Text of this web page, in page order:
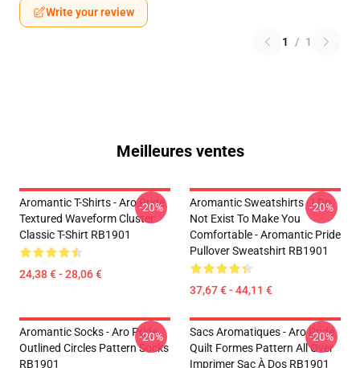
Write your review
1 / 1
Meilleures ventes
Aromantic T-Shirts - Aro Pride
Textured Waveform Cluster
Classic T-Shirt RB1901
24,38 € - 28,06 €
-20%
Aromantic Sweatshirts - I Do
Not Exist To Make You
Comfortable - Aromantic Pride
Pullover Sweatshirt RB1901
37,67 € - 44,11 €
-20%
Aromantic Socks - Aro Pride
Outlined Circles Pattern Socks
RB1901
-20%
Sacs Aromatiques - Aro Pride
Quilt Formes Pattern All Over
Imprimer Sac À Dos RB1901
-20%